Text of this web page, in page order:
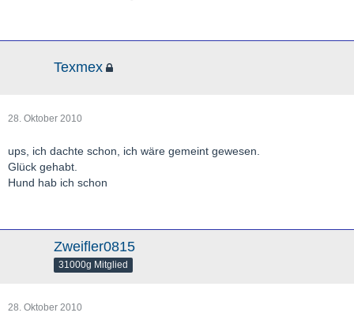
Texmex
28. Oktober 2010
ups, ich dachte schon, ich wäre gemeint gewesen.
Glück gehabt.
Hund hab ich schon
Zweifler0815
31000g Mitglied
28. Oktober 2010